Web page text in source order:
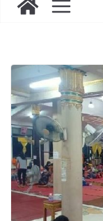
ป
“
พ
ย
อ
ร